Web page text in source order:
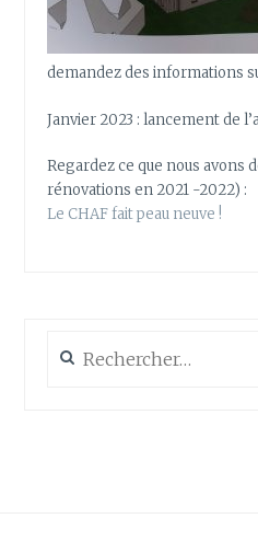
demandez des informations
Janvier 2023 : lancement de
Regardez ce que nous avons
rénovations en 2021 -2022) :
Le CHAF fait peau neuve !